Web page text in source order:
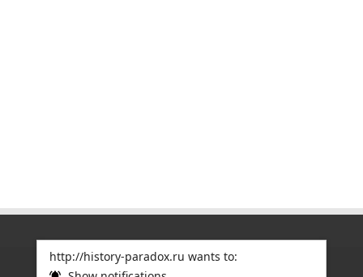
http://history-paradox.ru wants to: